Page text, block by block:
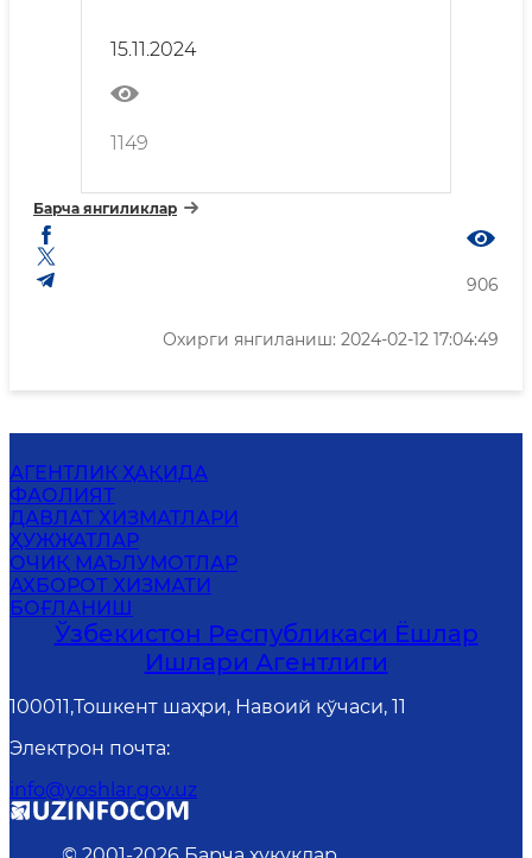
15.11.2024
1149
Барча янгиликлар
906
Охирги янгиланиш: 2024-02-12 17:04:49
АГЕНТЛИК ҲАҚИДА
ФАОЛИЯТ
ДАВЛАТ ХИЗМАТЛАРИ
ҲУЖЖАТЛАР
ОЧИҚ МАЪЛУМОТЛАР
АХБОРОТ ХИЗМАТИ
БОҒЛАНИШ
Ўзбекистон Республикаси Ёшлар
Ишлари Агентлиги
100011,Тошкент шаҳри, Навоий кўчаси, 11
Электрон почта:
info@yoshlar.gov.uz